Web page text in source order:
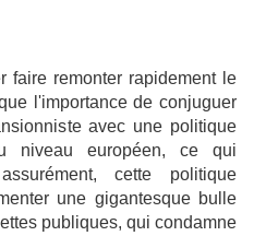
faire remonter rapidement le
l'importance de conjuguer
avec une politique
niveau européen, ce qui
cette politique
une gigantesque bulle
publiques, qui condamne